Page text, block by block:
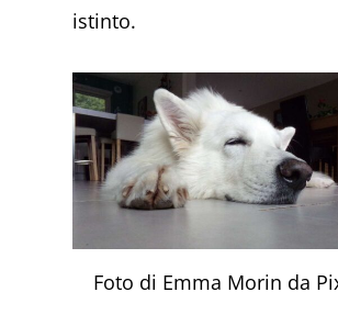
istinto.
Foto di Emma Morin da